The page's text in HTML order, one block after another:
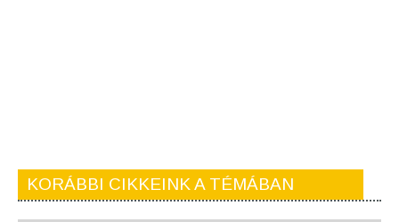
KORÁBBI CIKKEINK A TÉMÁBAN